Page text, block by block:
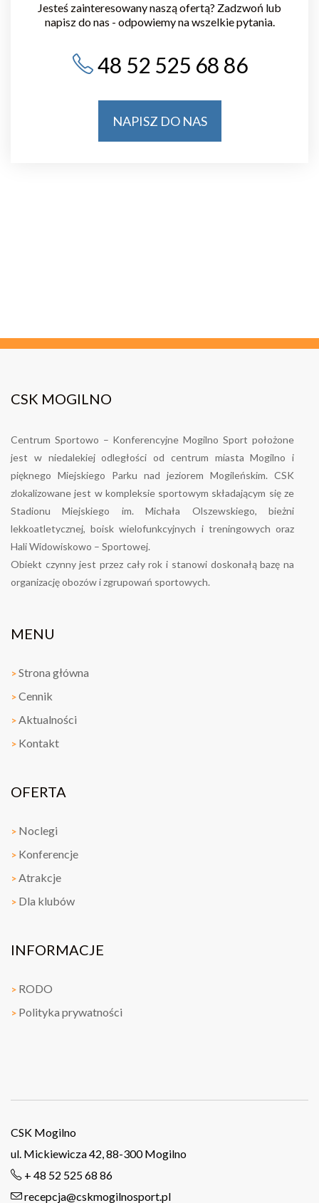
Jesteś zainteresowany naszą ofertą? Zadzwoń lub
napisz do nas - odpowiemy na wszelkie pytania.
48 52 525 68 86
NAPISZ DO NAS
CSK MOGILNO
Centrum Sportowo – Konferencyjne Mogilno Sport położone
jest w niedalekiej odległości od centrum miasta Mogilno i
pięknego Miejskiego Parku nad jeziorem Mogileńskim. CSK
zlokalizowane jest w kompleksie sportowym składającym się ze
Stadionu Miejskiego im. Michała Olszewskiego, bieżni
lekkoatletycznej, boisk wielofunkcyjnych i treningowych oraz
Hali Widowiskowo – Sportowej.
Obiekt czynny jest przez cały rok i stanowi doskonałą bazę na
organizację obozów i zgrupowań sportowych.
MENU
>Strona główna
>Cennik
>Aktualności
> Kontakt
OFERTA
> Noclegi
> Konferencje
>Atrakcje
> Dla klubów
INFORMACJE
> RODO
> Polityka prywatności
CSK Mogilno
ul. Mickiewicza 42, 88-300 Mogilno
+ 48 52 525 68 86
recepcja@cskmogilnosport.pl